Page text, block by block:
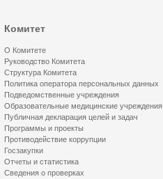
Комитет
О Комитете
Руководство Комитета
Структура Комитета
Политика оператора персональных данных
Подведомственные учреждения
Образовательные медицинские учреждения
Публичная декларация целей и задач
Программы и проекты
Противодействие коррупции
Госзакупки
Отчеты и статистика
Сведения о проверках